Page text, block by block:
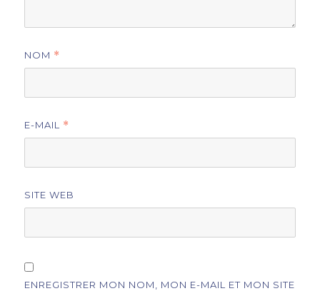
NOM *
E-MAIL *
SITE WEB
ENREGISTRER MON NOM, MON E-MAIL ET MON SITE